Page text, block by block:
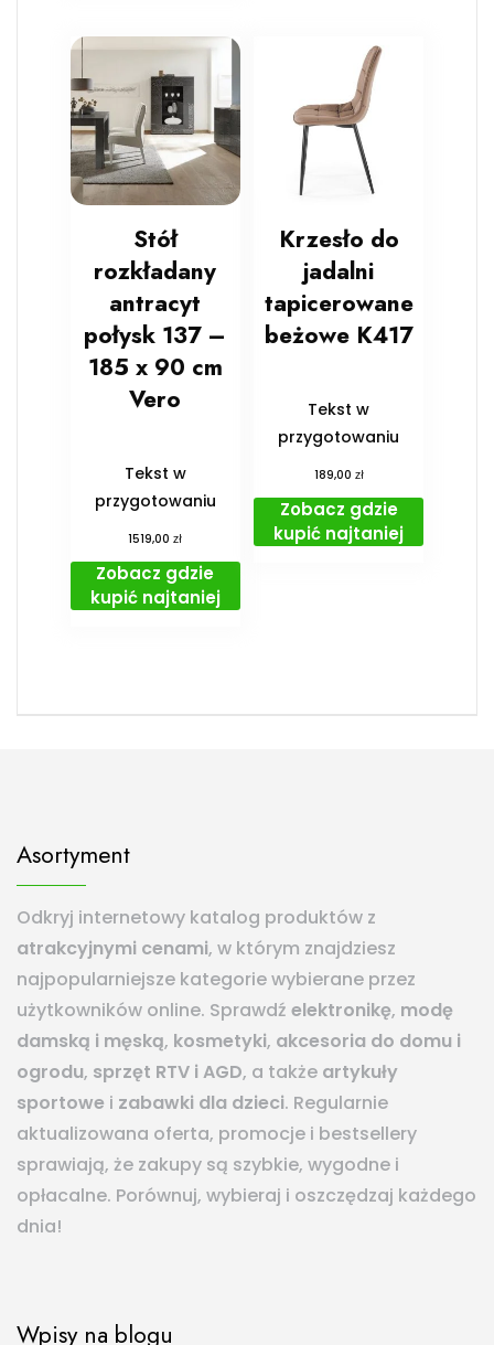
Stół
rozkładany
antracyt
połysk 137 –
185 x 90 cm
Vero
Tekst w
przygotowaniu
1519,00zł
Zobacz gdzie
kupić najtaniej
Krzesło do
jadalni
tapicerowane
beżowe K417
Tekst w
przygotowaniu
189,00 zł
Zobacz gdzie
kupić najtaniej
Asortyment
Odkryj internetowy katalog produktów z
atrakcyjnymi cenami, w którym znajdziesz
najpopularniejsze kategorie wybierane przez
użytkowników online. Sprawdź elektronikę, modę
damską i męską, kosmetyki, akcesoria do domu i
ogrodu, sprzęt RTV i AGD, a także artykuły
sportowe i zabawki dla dzieci. Regularnie
aktualizowana oferta, promocje i bestsellery
sprawiają, że zakupy są szybkie, wygodne i
opłacalne. Porównuj, wybieraj i oszczędzaj każdego
dnia!
Wpisy na blogu